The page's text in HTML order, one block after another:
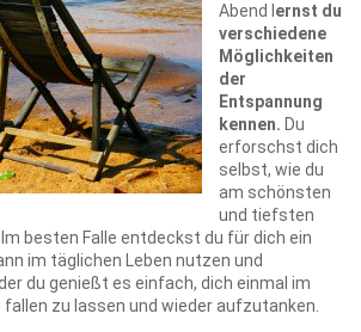
Abend l ernst du
verschiedene
Möglichkeiten
der
Entspannung
kennen. Du
erforschst dich
selbst, wie du
am schönsten
und tiefsten
besten Falle entdeckst du für dich ein
im täglichen Leben nutzen und
du genießt es einfach, dich einmal im
zu lassen und wieder aufzutanken.